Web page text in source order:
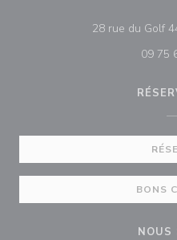
28 rue du Golf
09 75
BONS
NOUS